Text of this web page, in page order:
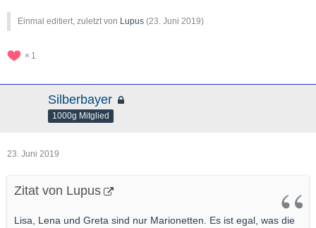
Einmal editiert, zuletzt von Lupus (23. Juni 2019)
1
Silberbayer
1000g Mitglied
23. Juni 2019
Zitat von Lupus
Lisa, Lena und Greta sind nur Marionetten. Es ist egal, was die